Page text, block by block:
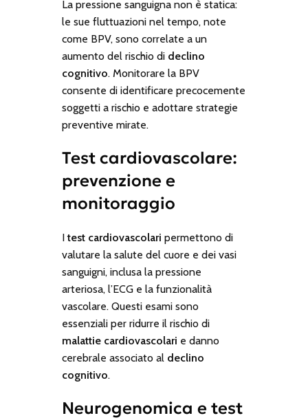
La pressione sanguigna non è statica:
le sue fluttuazioni nel tempo, note
come BPV, sono correlate a un
aumento del rischio di declino
cognitivo. Monitorare la BPV
consente di identificare precocemente
soggetti a rischio e adottare strategie
preventive mirate.
Test cardiovascolare:
prevenzione e
monitoraggio
Itest cardiovascolari permettono di
valutare la salute del cuore e dei vasi
sanguigni, inclusa la pressione
arteriosa, l’ECG e la funzionalità
vascolare. Questi esami sono
essenziali per ridurre il rischio di
malattie cardiovascolari e danno
cerebrale associato al declino
cognitivo.
Neurogenomica e test